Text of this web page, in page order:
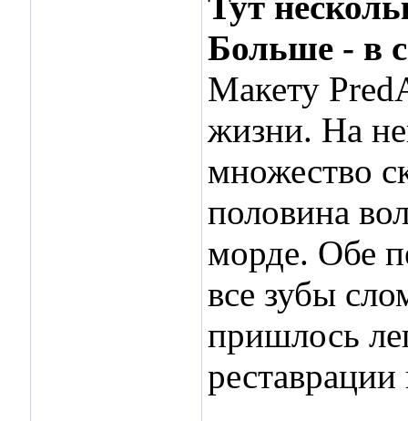
Больше - в
Макету
жизни. На
множество
половина
морде. Обе
все зубы
пришлось
реставрации